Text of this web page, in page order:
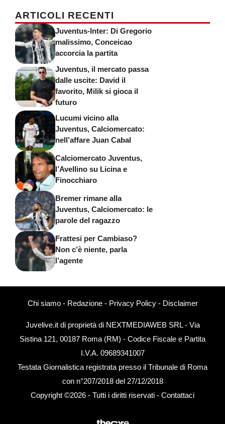
ARTICOLI RECENTI
Juventus-Inter: Di Gregorio
malissimo, Conceicao
accorcia la partita
Juventus, il mercato passa
dalle uscite: David il
favorito, Milik si gioca il
futuro
Lucumi vicino alla
Juventus, Calciomercato:
nell’affare Juan Cabal
Calciomercato Juventus,
l’Avellino su Licina e
Finocchiaro
Bremer rimane alla
Juventus, Calciomercato: le
parole del ragazzo
Frattesi per Cambiaso?
Non c’è niente, parla
l’agente
Chi siamo- Redazione- Privacy Policy- Disclaimer
Juvelive.it di proprietà di NEXTMEDIAWEB SRL - Via
Sistina 121, 00187 Roma (RM) - Codice Fiscale e Partita
I.V.A. 09689341007
Testata Giornalistica registrata presso il Tribunale di Roma
con n°207/2018 del 27/12/2018
Copyright ©2026 - Tutti i diritti riservati - Contattaci